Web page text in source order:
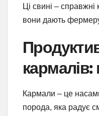
Ці свині –
вони дають
кармалів:
Кармали – це
порода, яка радує